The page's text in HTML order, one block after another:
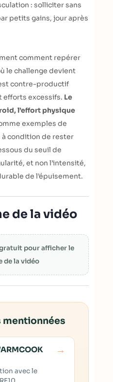
: solliciter sans
petits gains, jour après
comment repérer
le challenge devient
contre-productif
efforts excessifs. Le
l’effort physique
exemples de
condition de rester
du seuil de
et non l’intensité,
de l’épuisement.
de la vidéo
gratuit pour afficher le
de la vidéo
mentionnées
avec le
→